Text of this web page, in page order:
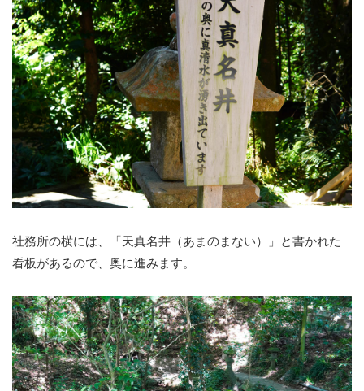
社務所の横には、「天真名井（あまのまない）」と書かれた
看板があるので、奥に進みます。